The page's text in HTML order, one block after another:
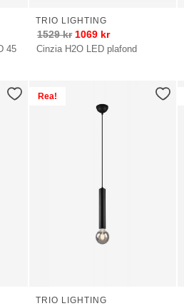
45
Cinzia H2O LED plafond
TRIO LIGHTING
1529kr 1069 kr
Rea!
TRIO LIGHTING